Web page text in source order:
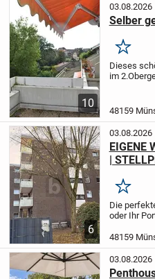
10
03.08.2026
Selber
Merken
Dieses
im
von
48159
6
03.08.2026
EIGENE
|
Merken
Die
oder Ihr
die ideale
48159
03.08.2026